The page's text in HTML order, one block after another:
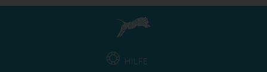
HILFE